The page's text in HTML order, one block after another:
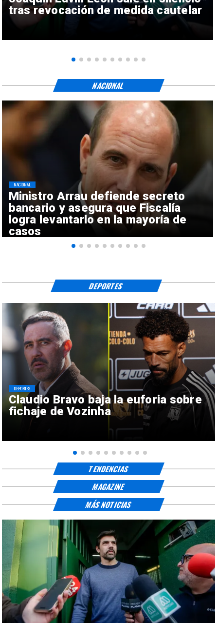
tras revocación de medida cautelar
Ministro Arrau defiende secreto
bancario y asegura que Fiscalía
logra levantarlo en la mayoría de
casos
NACIONAL
NACIONAL
Claudio Bravo baja la euforia sobre
fichaje de Vozinha
DEPORTES
DEPORTES
TENDENCIAS
MAGAZINE
MÁS NOTICIAS